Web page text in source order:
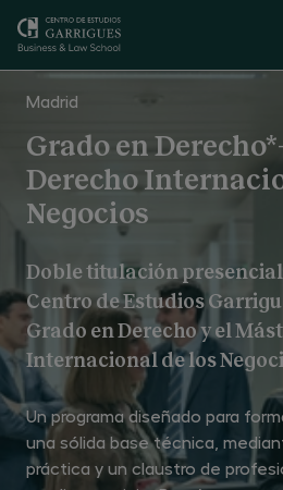
Madrid
Grado en
Derecho
Negocios
Doble titulación
Centro de Estudios
Grado en Derecho y el
Internacional de los
Un programa diseñado para
una sólida base técnica,
práctica y un claustro de
Internacional de los
Presentación